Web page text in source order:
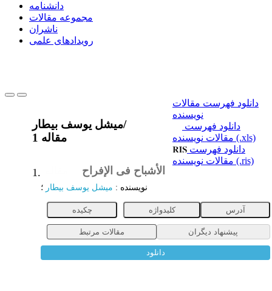
دانشنامه
مجموعه مقالات
ناشران
رویدادهای علمی
میشل یوسف بیطار/
1 مقاله
دانلود فهرست مقالات
نویسنده
مقالات نویسنده (.xls)
مقالات نویسنده (.ris)
1. الأشباح فی الإفراح
نویسنده : میشل یوسف بیطار ؛
چکیده کلیدواژه آدرس
مقالات مرتبط پیشنهاد دیگران
دانلود